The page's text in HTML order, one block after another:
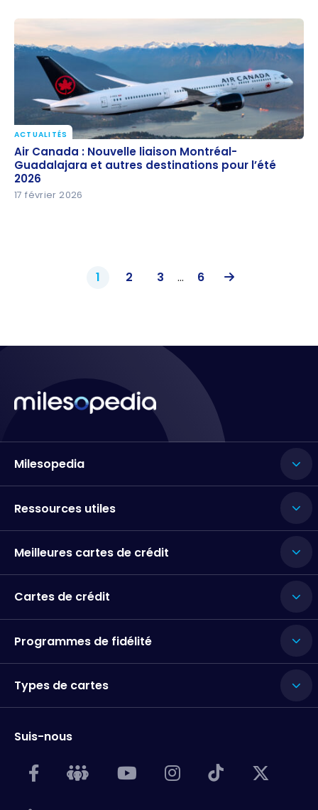
Air Canada : Nouvelle liaison Montréal-Guadalajara
et autres destinations pour l’été 2026
ACTUALITÉS
Air Canada : Nouvelle liaison Montréal-
Guadalajara et autres destinations pour l’été
2026
17 février 2026
1 2 3 ... 6
Milesopedia
Ressources utiles
Meilleures cartes de crédit
Cartes de crédit
Programmes de fidélité
Types de cartes
Suis-nous